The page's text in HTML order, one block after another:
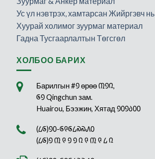
Ус үл нэвтрэх, хамтарсан Жийргэвч нь
Хуурай холимог зуурмаг материал
Гадна Тусгаарлалтын Төгсгөл
ХОЛБОО БАРИХ
Барилгын #᠑ өрөө ᠓᠑᠒,
᠖᠑ Qingchun зам.
Huairou, Бээжин, Хятад ᠑᠐᠑᠔᠐᠐
(᠘᠖)᠑᠐-᠖᠙᠖᠘᠗᠗᠕᠐
(᠘᠖)᠑ ᠓ ᠙ ᠑ ᠑ ᠒ ᠙ ᠓ ᠙ ᠘ ᠒